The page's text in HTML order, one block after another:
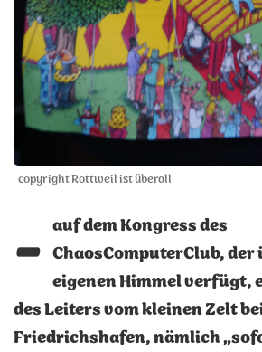
copyright Rottweil ist überall
- auf dem Kongress des
ChaosComputerClub, der
eigenen Himmel verfügt,
des Leiters vom kleinen Zelt
Friedrichshafen, nämlich